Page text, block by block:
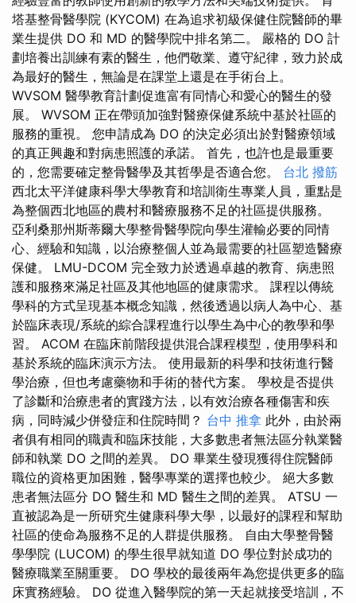
塔基整骨醫學院 (KYCOM) 在為追求初級保健住院醫師的畢
業生提供 DO 和 MD 的醫學院中排名第二。 嚴格的 DO 計
劃培養出訓練有素的醫生，他們敬業、遵守紀律，致力於成
為最好的醫生，無論是在課堂上還是在手術台上。
WVSOM 醫學教育計劃促進富有同情心和愛心的醫生的發
展。 WVSOM 正在帶頭加強對醫療保健系統中基於社區的
服務的重視。 您申請成為 DO 的決定必須出於對醫療領域
的真正興趣和對病患照護的承諾。 首先，也許也是最重要
的，您需要確定整骨醫學及其哲學是否適合您。 台北 撥筋
西北太平洋健康科學大學教育和培訓衛生專業人員，重點是
為整個西北地區的農村和醫療服務不足的社區提供服務。
亞利桑那州斯蒂爾大學整骨醫學院向學生灌輸必要的同情
心、經驗和知識，以治療整個人並為最需要的社區塑造醫療
保健。 LMU-DCOM 完全致力於透過卓越的教育、病患照
護和服務來滿足社區及其他地區的健康需求。 課程以傳統
學科的方式呈現基本概念知識，然後透過以病人為中心、基
於臨床表現/系統的綜合課程進行以學生為中心的教學和學
習。 ACOM 在臨床前階段提供混合課程模型，使用學科和
基於系統的臨床演示方法。 使用最新的科學和技術進行醫
學治療，但也考慮藥物和手術的替代方案。 學校是否提供
了診斷和治療患者的實踐方法，以有效治療各種傷害和疾
病，同時減少併發症和住院時間？ 台中 推拿 此外，由於兩
者俱有相同的職責和臨床技能，大多數患者無法區分執業醫
師和執業 DO 之間的差異。 DO 畢業生發現獲得住院醫師
職位的資格更加困難，醫學專業的選擇也較少。 絕大多數
患者無法區分 DO 醫生和 MD 醫生之間的差異。 ATSU 一
直被認為是一所研究生健康科學大學，以最好的課程和幫助
社區的使命為服務不足的人群提供服務。 自由大學整骨醫
學學院 (LUCOM) 的學生很早就知道 DO 學位對於成功的
醫療職業至關重要。 DO 學校的最後兩年為您提供更多的臨
床實務經驗。 DO 從進入醫學院的第一天起就接受培訓，不